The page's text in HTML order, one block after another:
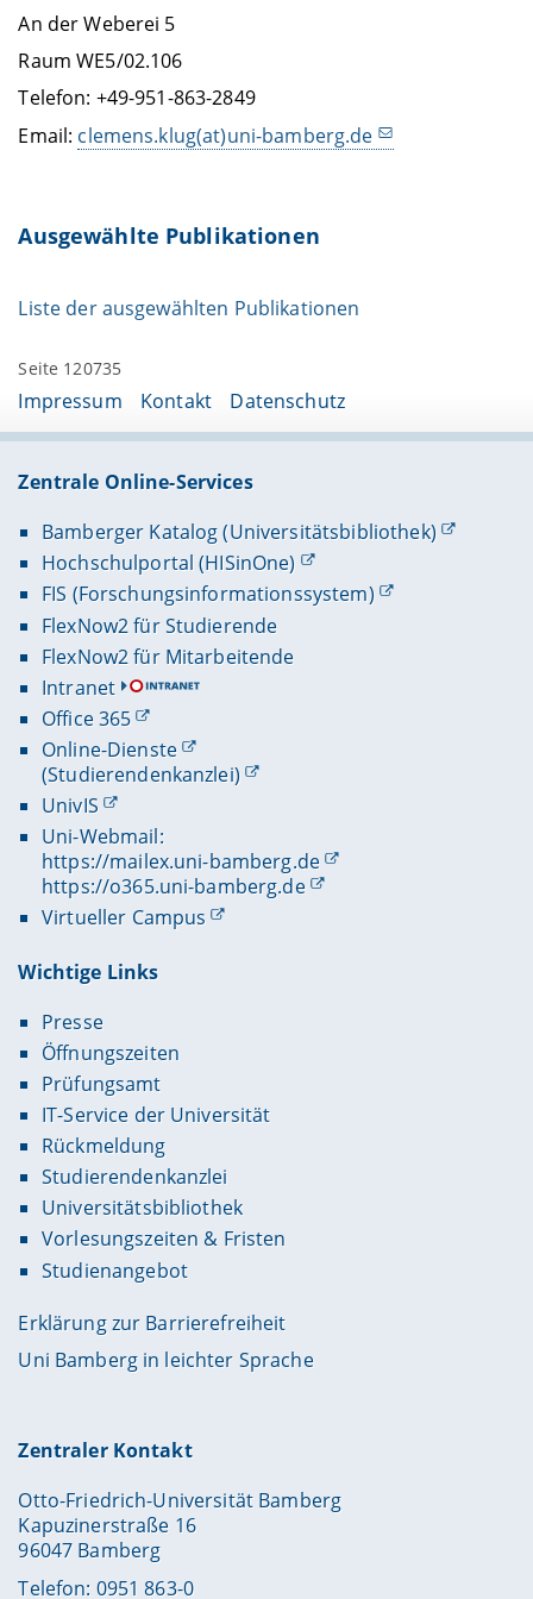
An der Weberei 5
Raum WE5/02.106
Telefon: +49-951-863-2849
Email: clemens.klug(at)uni-bamberg.de
Ausgewählte Publikationen
Liste der ausgewählten Publikationen
Seite 120735
Impressum Kontakt Datenschutz
Zentrale Online-Services
Bamberger Katalog (Universitätsbibliothek)
Hochschulportal (HISinOne)
FIS (Forschungsinformationssystem)
FlexNow2 für Studierende
FlexNow2 für Mitarbeitende
Intranet
Office 365
Online-Dienste
(Studierendenkanzlei)
UnivIS
Uni-Webmail:
https://mailex.uni-bamberg.de
https://o365.uni-bamberg.de
Virtueller Campus
Wichtige Links
Presse
Öffnungszeiten
Prüfungsamt
IT-Service der Universität
Rückmeldung
Studierendenkanzlei
Universitätsbibliothek
Vorlesungszeiten & Fristen
Studienangebot
Erklärung zur Barrierefreiheit
Uni Bamberg in leichter Sprache
Zentraler Kontakt
Otto-Friedrich-Universität Bamberg
Kapuzinerstraße 16
96047 Bamberg
Telefon: 0951 863-0